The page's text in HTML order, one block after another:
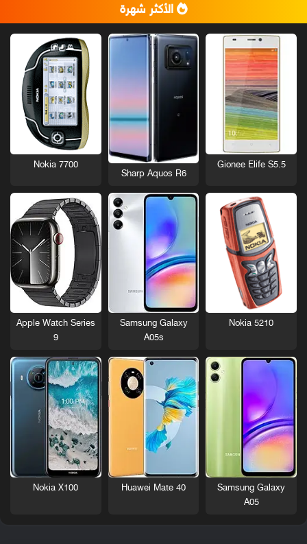
الأكثر شهرة
Gionee Elife S5.5
Sharp Aquos R6
Nokia 7700
Nokia 5210
Samsung Galaxy
A05s
Apple Watch Series
9
Samsung Galaxy
A05
Huawei Mate 40
Nokia X100